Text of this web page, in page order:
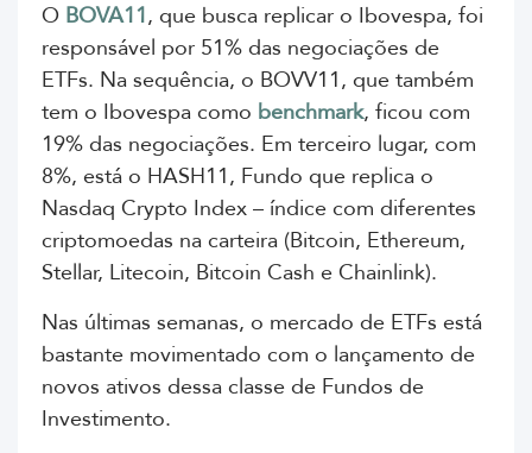
O BOVA11, que busca replicar o Ibovespa, foi
responsável por 51% das negociações de
ETFs. Na sequência, o BOVV11, que também
tem o Ibovespa como benchmark, ficou com
19% das negociações. Em terceiro lugar, com
8%, está o HASH11, Fundo que replica o
Nasdaq Crypto Index – índice com diferentes
criptomoedas na carteira (Bitcoin, Ethereum,
Stellar, Litecoin, Bitcoin Cash e Chainlink).
Nas últimas semanas, o mercado de ETFs está
bastante movimentado com o lançamento de
novos ativos dessa classe de Fundos de
Investimento.